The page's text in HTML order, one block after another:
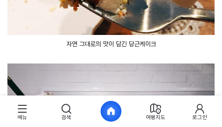
자연 그대로의 맛이 담긴 당근케이크
메뉴 검색 여행지도 로그인